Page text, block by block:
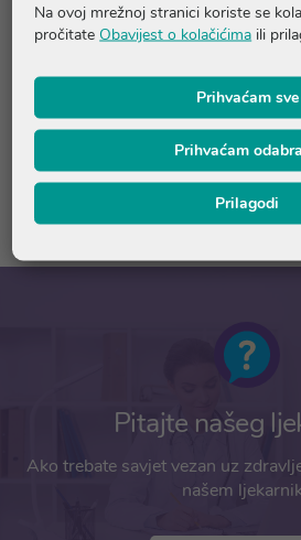
Pitanja i odgovori
Pitajte našeg
Ako trebate savjet vezan uz
našem
Na ovoj mrežnoj stranici koriste se
pročitate Obavijest o kolačićima ili
Prihvaćam sve
Prihvaćam
Prilagodi